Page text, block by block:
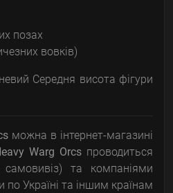
позах
вовків)
Середня висота фігури
можна в інтернет-магазині
Warg Orcs проводиться
та компаніями
Україні та іншим країнам